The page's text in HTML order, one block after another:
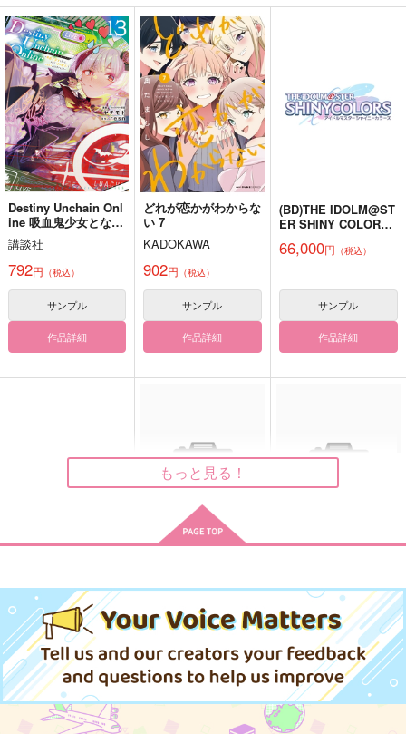
いいからはやくキスし
てよ
C-nats
1,100円（税込）
食満留三郎×善法寺伊作
サンプル
作品詳細
Defy Destiny
ここまろん
787円（税込）
千×百
サンプル
作品詳細
（税込）
カイザー×潔世一
薫零ペーパーラリー企
作品詳細
どれにしようかな
629円（税込）
山田利吉×土井半助
作品詳細
羽風薫×朔間零
作品詳細
Destiny Unchain Onl
ine 吸血鬼少女となっ
て、やがて『赤の魔
王』と呼ばれるように
なりました 13
講談社
792円 （税込）
サンプル
作品詳細
どれが恋かがわからな
い 7
KADOKAWA
902円 （税込）
サンプル
作品詳細
(BD)THE IDOLM@ST
ER SHINY COLORS
Halo around- Blu-
66,000円 （税込）
サンプル
作品詳細
ER SHINY COLORS
7th LIVE TOUR 螺
旋 -Halo around- Blu-
ray(通常版)
22,000円 （税込）
サンプル
作品詳細
ER SHINY COLORS
HOPEFUL FE@THE
RS -Stella-
3,960円（税込）
サンプル
作品詳細
ER SHINY COLORS
HOPEFUL FE@THER
S -Luna-
3,960円（税込）
サンプル
作品詳細
もっと見る！